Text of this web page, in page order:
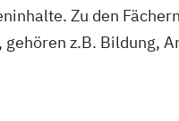
Zu den
z.B. Bildung,